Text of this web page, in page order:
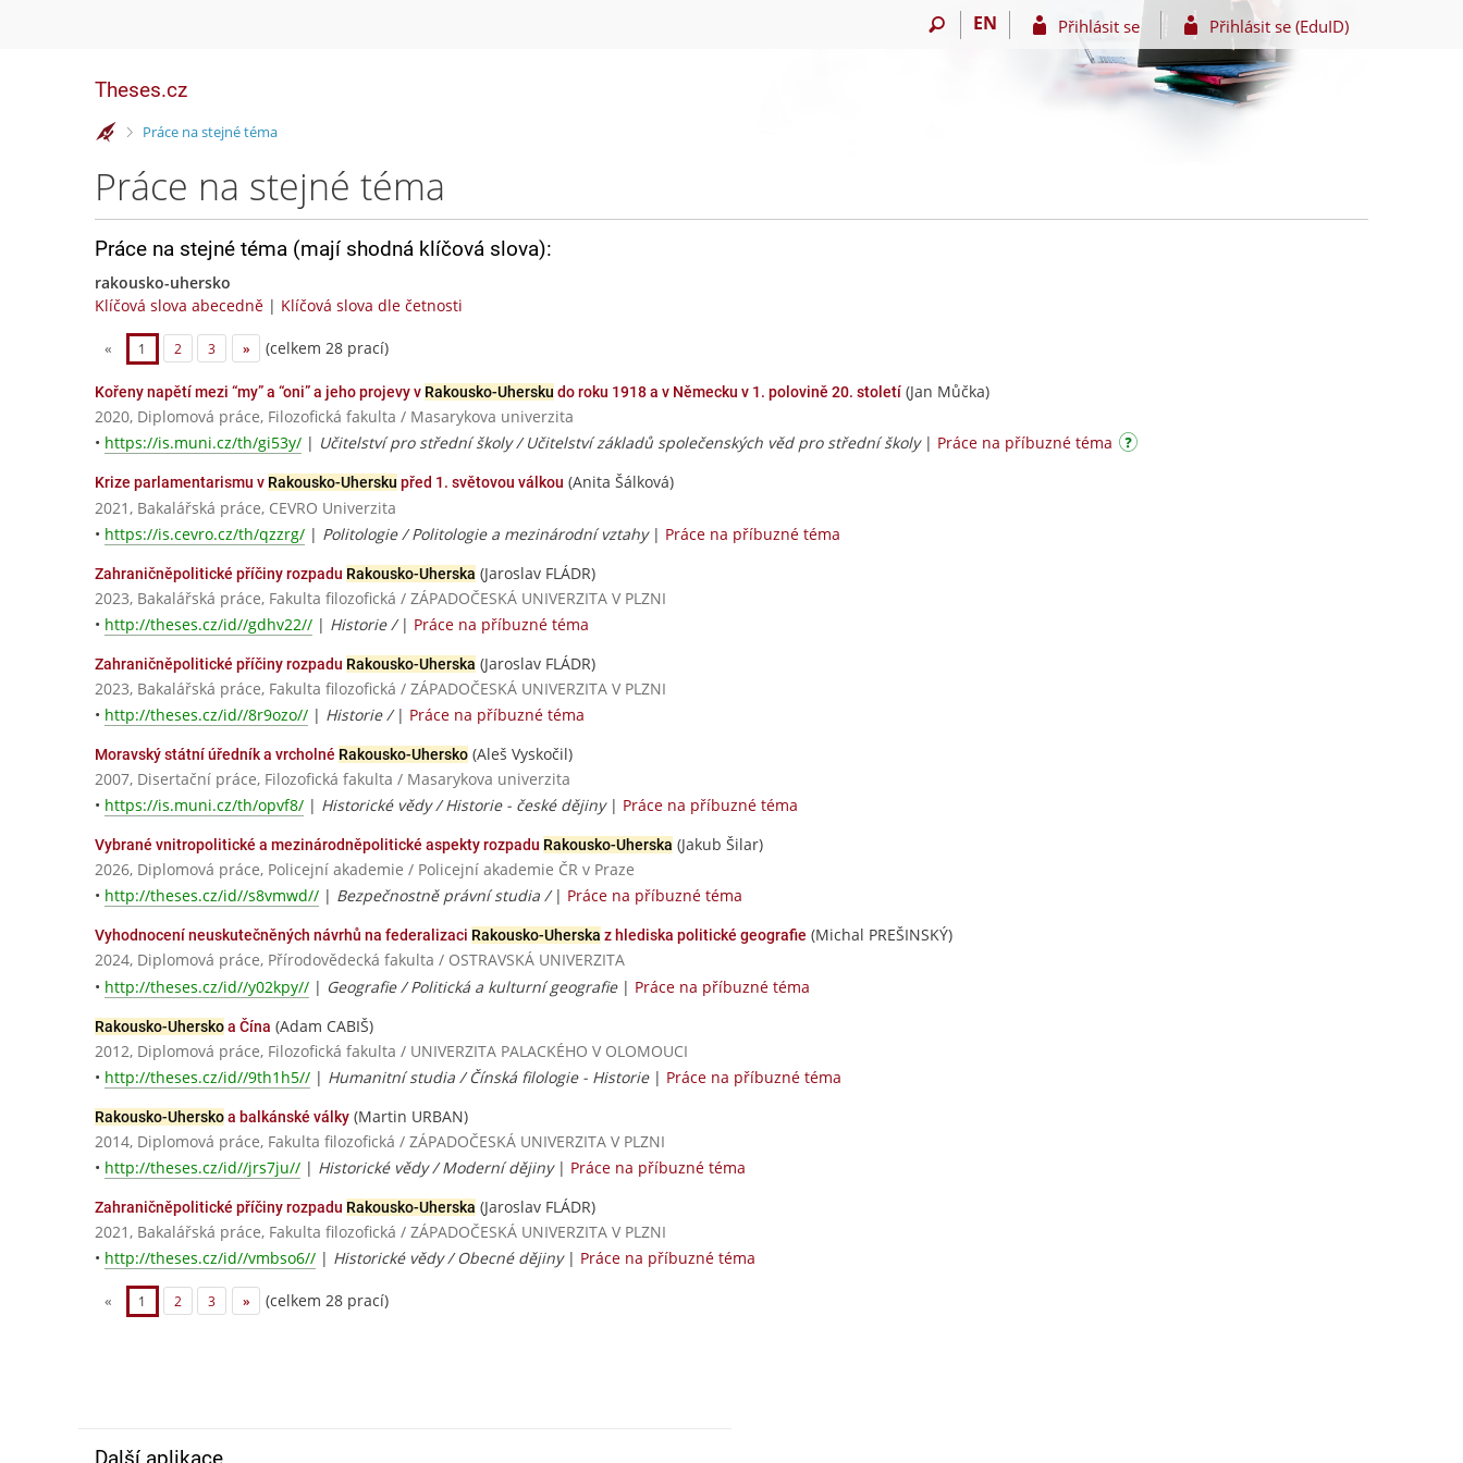
EN Přihlásit se Přihlásit se (EduID)
Theses.cz
>Práce na stejné téma
Práce na stejné téma
Práce na stejné téma (mají shodná klíčová slova):
rakousko-uhersko
Klíčová slova abecedně | Klíčová slova dle četnosti
« 1 2 3 » (celkem 28 prací)
Kořeny napětí mezi “my” a “oni” a jeho projevy v Rakousko-Uhersku do roku 1918 a v Německu v 1. polovině 20. století (Jan Můčka)
2020, Diplomová práce, Filozofická fakulta / Masarykova univerzita
• https://is.muni.cz/th/gi53y/ | Učitelství pro střední školy / Učitelství základů společenských věd pro střední školy| Práce na příbuzné téma
Krize parlamentarismu v Rakousko-Uhersku před 1. světovou válkou (Anita Šálková)
2021, Bakalářská práce, CEVRO Univerzita
• https://is.cevro.cz/th/qzzrg/ | Politologie / Politologie a mezinárodní vztahy| Práce na příbuzné téma
Zahraničněpolitické příčiny rozpadu Rakousko-Uherska (Jaroslav FLÁDR)
2023, Bakalářská práce, Fakulta filozofická / ZÁPADOČESKÁ UNIVERZITA V PLZNI
• http://theses.cz/id//gdhv22// | Historie / | Práce na příbuzné téma
Zahraničněpolitické příčiny rozpadu Rakousko-Uherska (Jaroslav FLÁDR)
2023, Bakalářská práce, Fakulta filozofická / ZÁPADOČESKÁ UNIVERZITA V PLZNI
• http://theses.cz/id//8r9ozo// | Historie / | Práce na příbuzné téma
Moravský státní úředník a vrcholné Rakousko-Uhersko (Aleš Vyskočil)
2007, Disertační práce, Filozofická fakulta / Masarykova univerzita
• https://is.muni.cz/th/opvf8/ | Historické vědy / Historie - české dějiny| Práce na příbuzné téma
Vybrané vnitropolitické a mezinárodněpolitické aspekty rozpadu Rakousko-Uherska (Jakub Šilar)
2026, Diplomová práce, Policejní akademie / Policejní akademie ČR v Praze
• http://theses.cz/id//s8vmwd// | Bezpečnostně právní studia / | Práce na příbuzné téma
Vyhodnocení neuskutečněných návrhů na federalizaci Rakousko-Uherska z hlediska politické geografie (Michal PREŠINSKÝ)
2024, Diplomová práce, Přírodovědecká fakulta / OSTRAVSKÁ UNIVERZITA
• http://theses.cz/id//y02kpy// | Geografie / Politická a kulturní geografie| Práce na příbuzné téma
Rakousko-Uherskoa Čína (Adam CABIŠ)
2012, Diplomová práce, Filozofická fakulta / UNIVERZITA PALACKÉHO V OLOMOUCI
• http://theses.cz/id//9th1h5// | Humanitní studia / Čínská filologie - Historie| Práce na příbuzné téma
Rakousko-Uherskoa balkánské války (Martin URBAN)
2014, Diplomová práce, Fakulta filozofická / ZÁPADOČESKÁ UNIVERZITA V PLZNI
• http://theses.cz/id//jrs7ju// | Historické vědy / Moderní dějiny| Práce na příbuzné téma
Zahraničněpolitické příčiny rozpadu Rakousko-Uherska (Jaroslav FLÁDR)
2021, Bakalářská práce, Fakulta filozofická / ZÁPADOČESKÁ UNIVERZITA V PLZNI
• http://theses.cz/id//vmbso6// | Historické vědy / Obecné dějiny| Práce na příbuzné téma
« 1 2 3 » (celkem 28 prací)